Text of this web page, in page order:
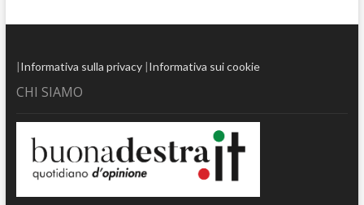
|Informativa sulla privacy|Informativa sui cookie
CHI SIAMO